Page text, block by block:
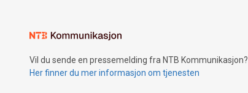
Vil du sende en pressemelding fra NTB Kommunikasjon?
Her finner du mer informasjon om tjenesten